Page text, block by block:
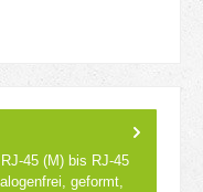
45 (M) bis RJ-45
geformt,